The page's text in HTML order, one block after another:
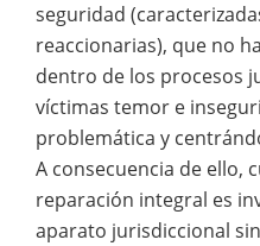
seguridad
reaccionarias), que no
dentro de los procesos
víctimas temor e
problemática y
A consecuencia de ello,
reparación integral es
aparato jurisdiccional